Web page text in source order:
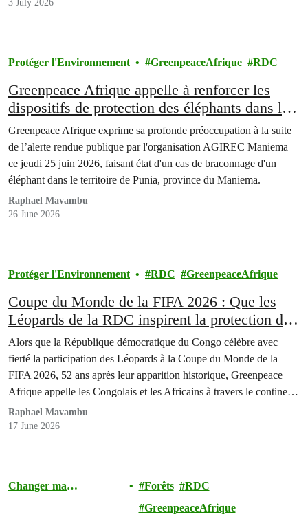
3 July 2026
Protéger l'Environnement GreenpeaceAfrique RDC
Greenpeace Afrique appelle à renforcer les
dispositifs de protection des éléphants dans le
Maniema
Greenpeace Afrique exprime sa profonde préoccupation à la suite
de l’alerte rendue publique par l'organisation AGIREC Maniema
ce jeudi 25 juin 2026, faisant état d'un cas de braconnage d'un
éléphant dans le territoire de Punia, province du Maniema.
Raphael Mavambu
26 June 2026
Protéger l'Environnement RDC GreenpeaceAfrique
Coupe du Monde de la FIFA 2026 : Que les
Léopards de la RDC inspirent la protection de
la faune du Bassin du Congo
Alors que la République démocratique du Congo célèbre avec
fierté la participation des Léopards à la Coupe du Monde de la
FIFA 2026, 52 ans après leur apparition historique, Greenpeace
Afrique appelle les Congolais et les Africains à travers le continent
à étendre leur soutien au-delà des terrains de football.
Raphael Mavambu
17 June 2026
Changer ma
Forêts
RDC
GreenpeaceAfrique